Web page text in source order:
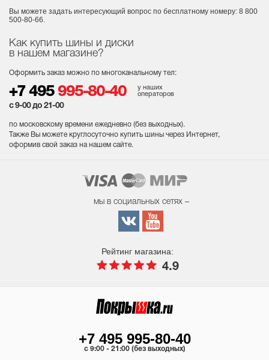
Как купить шины и диски
в нашем магазине?
Оформить заказ можно по многоканальному тел:
+7 495 995-80-40
у наших
операторов
с 9-00 до 21-00
по московскому времени ежедневно (без выходных).
Также Вы можете круглосуточно купить шины через Интернет,
оформив свой заказ на нашем сайте.
Вы можете задать интересующий вопрос по бесплатному номеру: 8 800
500-80-66.
мы в социальных сетях –
Рейтинг магазина:
4.9
+7 495 995-80-40
c 9:00 - 21:00 (без выходных)